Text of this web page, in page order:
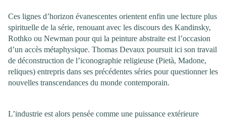
Ces lignes d’horizon évanescentes orientent enfin une lecture plus
spirituelle de la série, renouant avec les discours des Kandinsky,
Rothko ou Newman pour qui la peinture abstraite est l’occasion
d’un accès métaphysique. Thomas Devaux poursuit ici son travail
de déconstruction de l’iconographie religieuse (Pietà, Madone,
reliques) entrepris dans ses précédentes séries pour questionner les
nouvelles transcendances du monde contemporain.
L’industrie est alors pensée comme une puissance extérieure